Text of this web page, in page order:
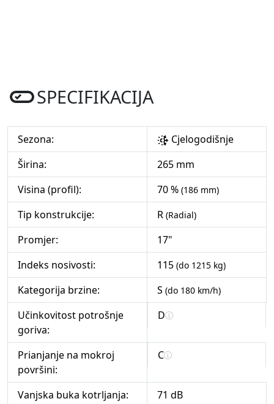
SPECIFIKACIJA
Sezona:
Cjelogodišnje
Širina:
265 mm
Visina (profil):
70 % (186 mm)
Tip konstrukcije: R (Radial)
Promjer:
17"
Indeks nosivosti:
115 (do 1215 kg)
Kategorija brzine: S (do 180 km/h)
Učinkovitost potrošnje
goriva:
D
Prianjanje na mokroj
površini:
C
Vanjska buka kotrljanja:
71 dB